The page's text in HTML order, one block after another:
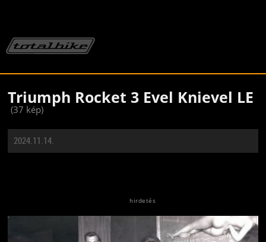
Triumph Rocket 3 Evel Knievel LE
(37 kép)
2024.11.14.
Jön még kép!